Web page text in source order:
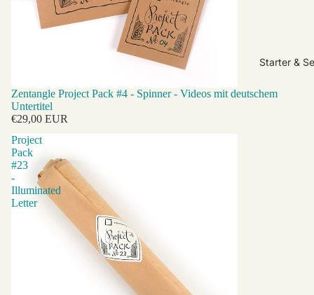
Starter &
Zentangle Project Pack #4 - Spinner - Videos mit deutschem
Untertitel
€29,00 EUR
Project
Pack
#23
-
Illuminated
Letter